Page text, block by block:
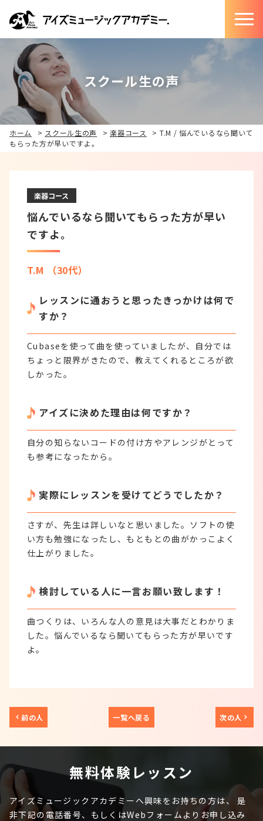
スクール生の声
ホーム > スクール生の声 >楽器コース > T.M / 悩んでいるなら聞いて
もらった方が早いですよ。
楽器コース
悩んでいるなら聞いてもらった方が早い
ですよ。
T.M （30代）
レッスンに通おうと思ったきっかけは何で
すか？
Cubaseを使って曲を使っていましたが、自分では
ちょっと限界がきたので、教えてくれるところが欲
しかった。
アイズに決めた理由は何ですか？
自分の知らないコードの付け方やアレンジがとって
も参考になったから。
実際にレッスンを受けてどうでしたか？
さすが、先生は詳しいなと思いました。ソフトの使
い方も勉強になったし、もともとの曲がかっこよく
仕上がりました。
検討している人に一言お願い致します！
曲つくりは、いろんな人の意見は大事だとわかりま
した。悩んでいるなら聞いてもらった方が早いです
よ。
前の人 一覧へ戻る 次の人
無料体験レッスン
アイズミュージックアカデミーへ興味をお持ちの方は、
是
非下記の電話番号、もしくはWebフォームよりお申し込み